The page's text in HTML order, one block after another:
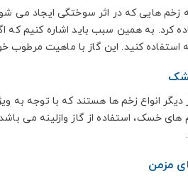
زخم هایی که در اثر سوختگی ایجاد می
کرد. به همین سبب باید اشاره کنیم که
استفاده کنید. این گاز با ماهیت
انواع زخم ها هستند که با توجه به
های خسک، استفاده از گاز وازلینه می